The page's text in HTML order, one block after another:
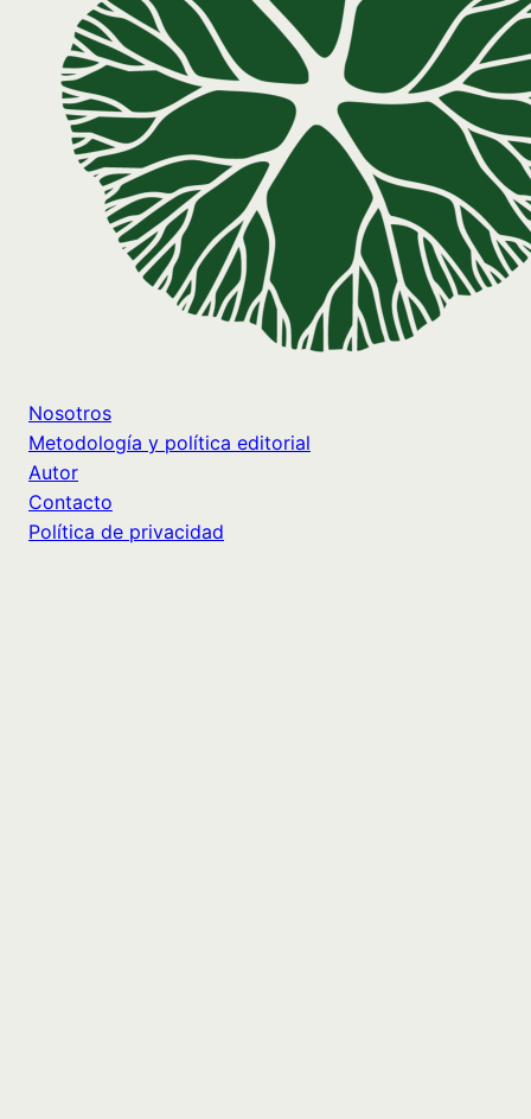
Nosotros
Metodología y política editorial
Autor
Contacto
Política de privacidad